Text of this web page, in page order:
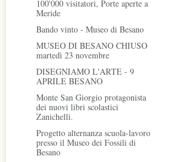
100'000 visitatori, Porte aperte a
Meride
Bando vinto - Museo di Besano
MUSEO DI BESANO CHIUSO
martedì 23 novembre
DISEGNIAMO L'ARTE - 9
APRILE BESANO
Monte San Giorgio protagonista
dei nuovi libri scolastici
Zanichelli.
Progetto alternanza scuola-lavoro
presso il Museo dei Fossili di
Besano